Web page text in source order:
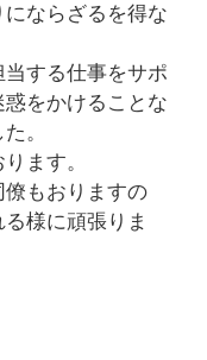
ならざるを得な
する仕事をサポ
をかけることな
。
ます。
もおりますの
様に頑張りま